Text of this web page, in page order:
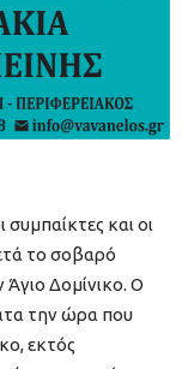
και οι
το σοβαρό
Δομίνικο. Ο
την ώρα που
εκτός